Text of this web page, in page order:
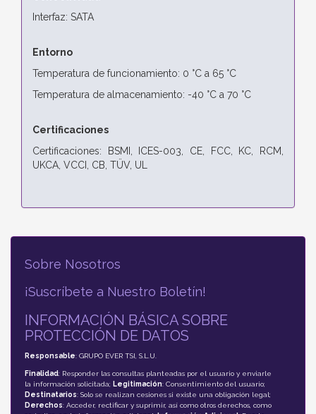
Interfaz: SATA
Entorno
Temperatura de funcionamiento: 0 °C a 65 °C
Temperatura de almacenamiento: -40 °C a 70 °C
Certificaciones
Certificaciones: BSMI, ICES-003, CE, FCC, KC, RCM,
UKCA, VCCI, CB, TÜV, UL
Sobre Nosotros
¡Suscríbete a Nuestro Boletín!
INFORMACIÓN BÁSICA SOBRE
PROTECCIÓN DE DATOS
Responsable: GRUPO EVER TSI, S.L.U.
Finalidad: Responder las consultas planteadas por el usuario y enviarle
la información solicitada; Legitimación: Consentimiento del usuario;
Destinatarios: Solo se realizan cesiones si existe una obligación legal;
Derechos: Acceder, rectificar y suprimir, así como otros derechos, como